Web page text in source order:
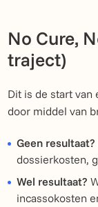
No Cure,
traject)
Dit is de start van
door middel van
Geen resultaat?
dossierkosten,
Wel resultaat?
incassokosten